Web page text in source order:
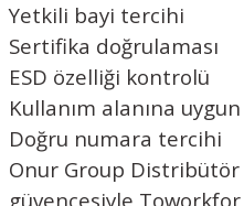
Yetkili bayi tercihi
Sertifika doğrulaması
ESD özelliği kontrolü
Kullanım alanına
Doğru numara tercihi
Onur Group Distribütör
güvencesiyle Toworkfor